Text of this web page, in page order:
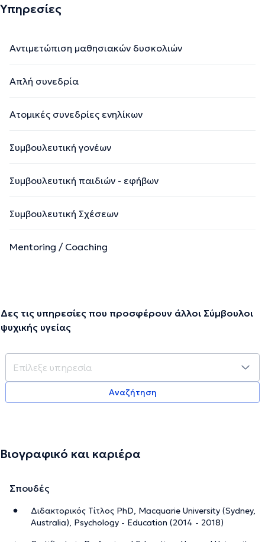
Υπηρεσίες
Αντιμετώπιση μαθησιακών δυσκολιών
Απλή συνεδρία
Ατομικές συνεδρίες ενηλίκων
Συμβουλευτική γονέων
Συμβουλευτική παιδιών - εφήβων
Συμβουλευτική Σχέσεων
Mentoring / Coaching
Δες τις υπηρεσίες που προσφέρουν άλλοι Σύμβουλοι
ψυχικής υγείας
Αναζήτηση
Βιογραφικό και καριέρα
Σπουδές
Διδακτορικός Τίτλος PhD, Macquarie University (Sydney,
Australia), Psychology - Education (2014 - 2018)